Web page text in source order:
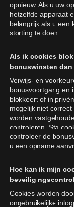
opnieuw. Als u uw
hetzelfde apparaat
belangrijk als u een
storting te doen.
Als ik cookies
bonuswinsten
Verwijs- en
bonusvoortgang en
blokkeert of in
mogelijk niet
worden
controleren. Sta
controleer de
u een opname
Hoe kan ik mijn
Cookies worden
ongebruikelijke